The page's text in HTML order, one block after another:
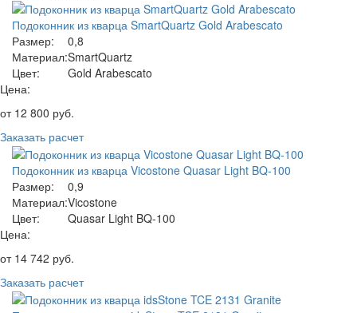
Подоконник из кварца SmartQuartz Gold Arabescato
Размер:
0,8
Материал:SmartQuartz
Цвет:
Gold Arabescato
Цена:
от 12 800 руб.
Заказать расчет
Подоконник из кварца Vicostone Quasar Light BQ-100
Размер:
0,9
Материал:Vicostone
Цвет:
Quasar Light BQ-100
Цена:
от 14 742 руб.
Заказать расчет